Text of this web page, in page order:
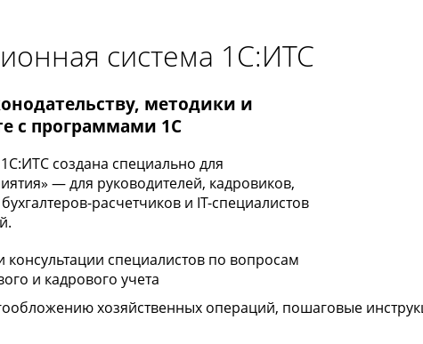
система 1С:ИТС
методики и
с программами 1С
создана специально для
— для руководителей, кадровиков,
расчетчиков и IT-специалистов
специалистов по вопросам
и кадрового учета
хозяйственных операций, пошаговые